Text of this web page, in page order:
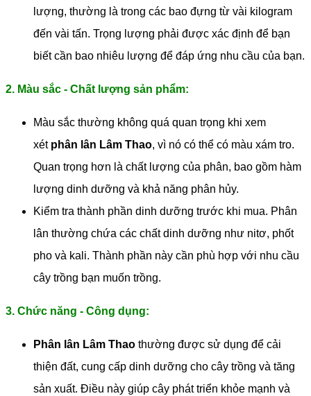
lượng, thường là trong các bao đựng từ vài kilogram
đến vài tấn. Trọng lượng phải được xác định để bạn
biết cần bao nhiêu lượng để đáp ứng nhu cầu của bạn.
2. Màu sắc - Chất lượng sản phẩm:
Màu sắc thường không quá quan trọng khi xem
xét phân lân Lâm Thao, vì nó có thể có màu xám tro.
Quan trọng hơn là chất lượng của phân, bao gồm hàm
lượng dinh dưỡng và khả năng phân hủy.
Kiểm tra thành phần dinh dưỡng trước khi mua. Phân
lân thường chứa các chất dinh dưỡng như nitơ, phốt
pho và kali. Thành phần này cần phù hợp với nhu cầu
cây trồng bạn muốn trồng.
3. Chức năng - Công dụng:
Phân lân Lâm Thao thường được sử dụng để cải
thiện đất, cung cấp dinh dưỡng cho cây trồng và tăng
sản xuất. Điều này giúp cây phát triển khỏe mạnh và